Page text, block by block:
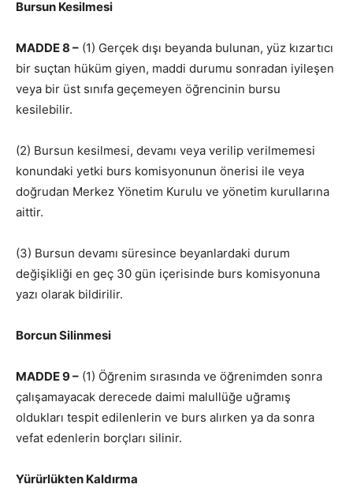
Bursun Kesilmesi
MADDE 8 – (1) Gerçek dışı beyanda bulunan, yüz kızartıcı
bir suçtan hüküm giyen, maddi durumu sonradan iyileşen
veya bir üst sınıfa geçemeyen öğrencinin bursu
kesilebilir.
(2) Bursun kesilmesi, devamı veya verilip verilmemesi
konundaki yetki burs komisyonunun önerisi ile veya
doğrudan Merkez Yönetim Kurulu ve yönetim kurullarına
aittir.
(3) Bursun devamı süresince beyanlardaki durum
değişikliği en geç 30 gün içerisinde burs komisyonuna
yazı olarak bildirilir.
Borcun Silinmesi
MADDE 9 – (1) Öğrenim sırasında ve öğrenimden sonra
çalışamayacak derecede daimi malullüğe uğramış
oldukları tespit edilenlerin ve burs alırken ya da sonra
vefat edenlerin borçları silinir.
Yürürlükten Kaldırma